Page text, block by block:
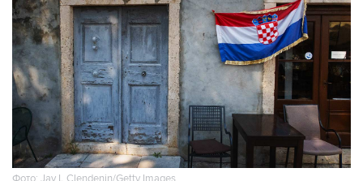
Фото: Jay L Clendenin/Getty Images
Москва. 7 августа. INTERFAX.RU - Посольство